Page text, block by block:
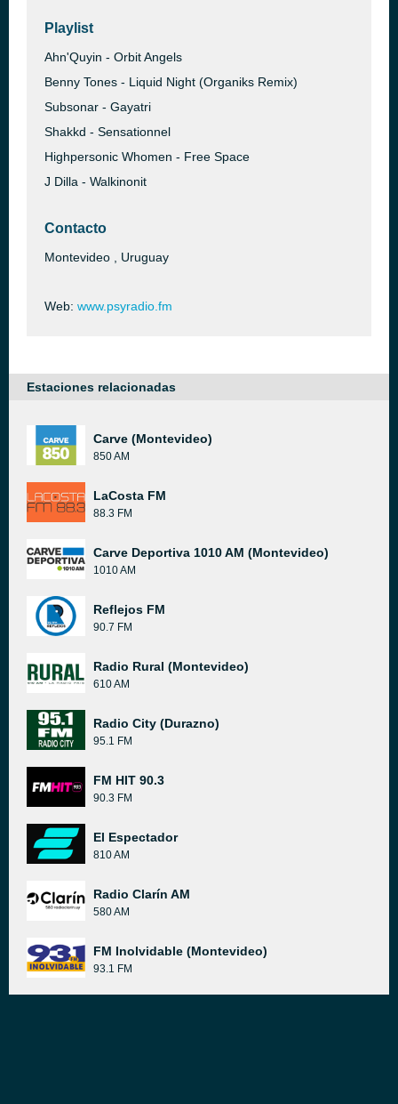
Playlist
Ahn'Quyin - Orbit Angels
Benny Tones - Liquid Night (Organiks Remix)
Subsonar - Gayatri
Shakkd - Sensationnel
Highpersonic Whomen - Free Space
J Dilla - Walkinonit
Contacto
Montevideo , Uruguay
Web: www.psyradio.fm
Estaciones relacionadas
Carve (Montevideo)
850 AM
LaCosta FM
88.3 FM
Carve Deportiva 1010 AM (Montevideo)
1010 AM
Reflejos FM
90.7 FM
Radio Rural (Montevideo)
610 AM
Radio City (Durazno)
95.1 FM
FM HIT 90.3
90.3 FM
El Espectador
810 AM
Radio Clarín AM
580 AM
FM Inolvidable (Montevideo)
93.1 FM